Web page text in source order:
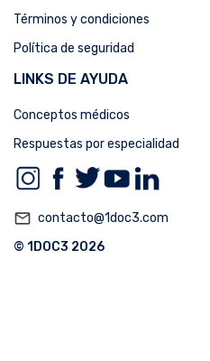
Términos y condiciones
Política de seguridad
LINKS DE AYUDA
Conceptos médicos
Respuestas por especialidad
mail_outline contacto@1doc3.com
© 1DOC3 2026